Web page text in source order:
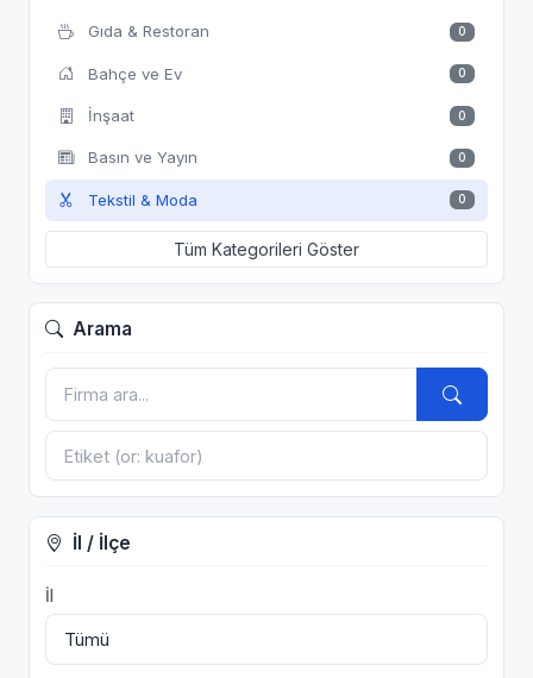
Gıda & Restoran 0
Bahçe ve Ev 0
İnşaat 0
Basın ve Yayın 0
Tekstil & Moda 0
Tüm Kategorileri Göster
Arama
İl / İlçe
İl